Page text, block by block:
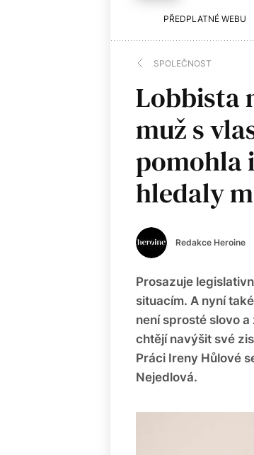
PŘEDPLATNÉ WEBU
SPOLEČNOST
Lobbista
muž s
pomohla
hledaly
Redakce Heroine
Prosazuje
situacím. A nyní
není sprosté slovo
chtějí navýšit své
Práci Ireny Hůlové
Nejedlová.